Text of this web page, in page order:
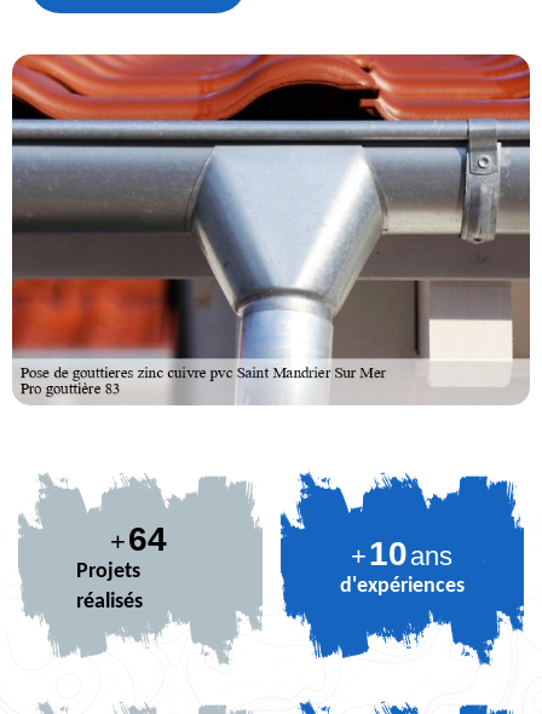
+79
Projets
réalisés
+10ans
d'expériences